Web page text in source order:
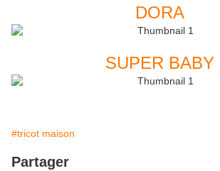
DORA
SUPER BABY
#tricot maison
Partager